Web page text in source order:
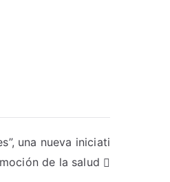
una nueva iniciati
de la salud